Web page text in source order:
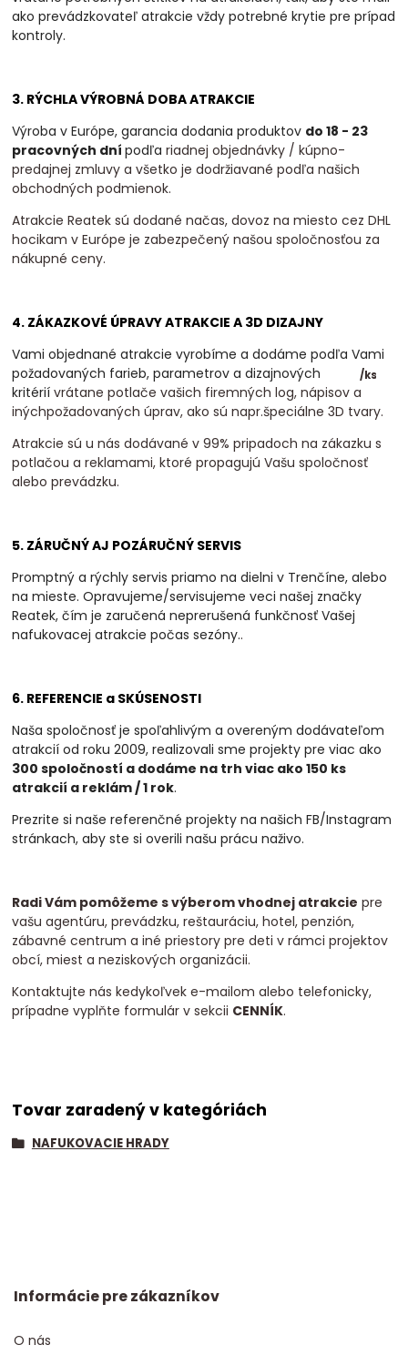
/ks
ako prevádzkovateľ atrakcie vždy potrebné krytie pre prípad
kontroly.
3. RÝCHLA VÝROBNÁ DOBA ATRAKCIE
Výroba v Európe, garancia dodania produktov do 18 - 23
pracovných dnípodľariadnej objednávky / kúpno-
predajnej zmluvy a všetko je dodržiavané podľa našich
obchodných podmienok.
Atrakcie Reatek sú dodané načas, dovoz na miesto cez DHL
hocikam v Európe je zabezpečený našou spoločnosťou za
nákupné ceny.
4. ZÁKAZKOVÉ ÚPRAVY ATRAKCIE A 3D DIZAJNY
Vami objednané atrakcie vyrobíme a dodáme podľa Vami
požadovaných farieb, parametrov a dizajnových
kritérií vrátane potlače vašich firemných log, nápisov a
inýchpožadovaných úprav, ako sú napr.špeciálne 3D tvary.
Atrakcie sú u nás dodávané v 99% pripadoch na zákazku s
potlačou a reklamami, ktoré propagujú Vašu spoločnosť
alebo prevádzku.
5. ZÁRUČNÝ AJ POZÁRUČNÝ SERVIS
Promptný a rýchly servis priamo na dielni v Trenčíne, alebo
na mieste. Opravujeme/servisujeme veci našej značky
Reatek, čím je zaručená neprerušená funkčnosť Vašej
nafukovacej atrakcie počas sezóny..
6. REFERENCIE a SKÚSENOSTI
Naša spoločnosť je spoľahlivým a overeným dodávateľom
atrakcií od roku 2009, realizovalisme projekty pre viac ako
300 spoločností a dodáme na trh viac ako 150 ks
atrakcií a reklám / 1 rok.
Prezrite si naše referenčné projekty na našich FB/Instagram
stránkach, aby ste si overili našu prácu naživo.
Radi Vám pomôžeme s výberom vhodnej atrakcie pre
vašu agentúru, prevádzku, reštauráciu, hotel, penzión,
zábavné centrum a iné priestory pre deti v rámci projektov
obcí, miest a neziskových organizácii.
Kontaktujte nás kedykoľvek e-mailom alebo telefonicky,
prípadne vyplňte formulár v sekcii CENNÍK.
Tovar zaradený v kategóriách
NAFUKOVACIE HRADY
Informácie pre zákazníkov
O nás